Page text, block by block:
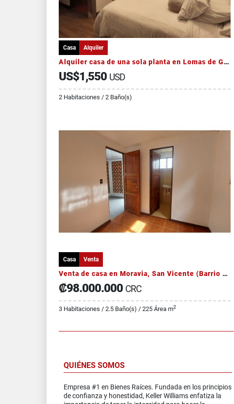
Casa Alquiler
Alquiler casa de una sola planta en Lomas de Granadilla
US$1,550 USD
2 Habitaciones / 2 Baño(s)
Casa Venta
Venta de casa en Moravia, San Vicente (Barrio Los Robles)
₡98.000.000 CRC
3 Habitaciones / 2.5 Baño(s) / 225 Área m2
QUIÉNES SOMOS
Empresa #1 en Bienes Raíces. Fundada en los principios
de confianza y honestidad, Keller Williams enfatiza la